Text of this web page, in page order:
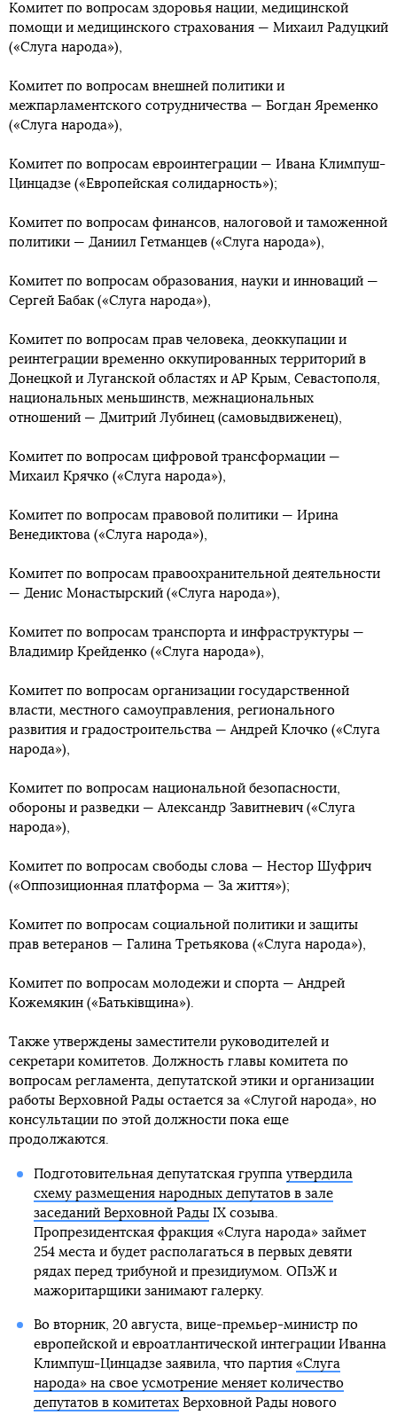
Комитет по вопросам здоровья нации, медицинской
помощи и медицинского страхования — Михаил Радуцкий
(«Слуга народа»),
Комитет по вопросам внешней политики и
межпарламентского сотрудничества — Богдан Яременко
(«Слуга народа»),
Комитет по вопросам евроинтеграции — Ивана Климпуш-
Цинцадзе («Европейская солидарность»);
Комитет по вопросам финансов, налоговой и таможенной
политики — Даниил Гетманцев («Слуга народа»),
Комитет по вопросам образования, науки и инноваций —
Сергей Бабак («Слуга народа»),
Комитет по вопросам прав человека, деоккупации и
реинтеграции временно оккупированных территорий в
Донецкой и Луганской областях и АР Крым, Севастополя,
национальных меньшинств, межнациональных
отношений — Дмитрий Лубинец (самовыдвиженец),
Комитет по вопросам цифровой трансформации —
Михаил Крячко («Слуга народа»),
Комитет по вопросам правовой политики — Ирина
Венедиктова («Слуга народа»),
Комитет по вопросам правоохранительной деятельности
— Денис Монастырский («Слуга народа»),
Комитет по вопросам транспорта и инфраструктуры —
Владимир Крейденко («Слуга народа»),
Комитет по вопросам организации государственной
власти, местного самоуправления, регионального
развития и градостроительства — Андрей Клочко («Слуга
народа»),
Комитет по вопросам национальной безопасности,
обороны и разведки — Александр Завитневич («Слуга
народа»),
Комитет по вопросам свободы слова — Нестор Шуфрич
(«Оппозиционная платформа — За життя»);
Комитет по вопросам социальной политики и защиты
прав ветеранов — Галина Третьякова («Слуга народа»),
Комитет по вопросам молодежи и спорта — Андрей
Кожемякин («Батьківщина»).
Также утверждены заместители руководителей и
секретари комитетов. Должность главы комитета по
вопросам регламента, депутатской этики и организации
работы Верховной Рады остается за «Слугой народа», но
консультации по этой должности пока еще
продолжаются.
Подготовительная депутатская группа утвердила
схему размещения народных депутатов в зале
заседаний Верховной РадыIX созыва.
Пропрезидентская фракция «Слуга народа» займет
254 места и будет располагаться в первых девяти
рядах перед трибуной и президиумом. ОПзЖ и
мажоритарщики занимают галерку.
Во вторник, 20 августа, вице-премьер-министр по
европейской и евроатлантической интеграции Иванна
Климпуш-Цинцадзе заявила, что партия «Слуга
народа» на свое усмотрение меняет количество
депутатов в комитетахВерховной Рады нового